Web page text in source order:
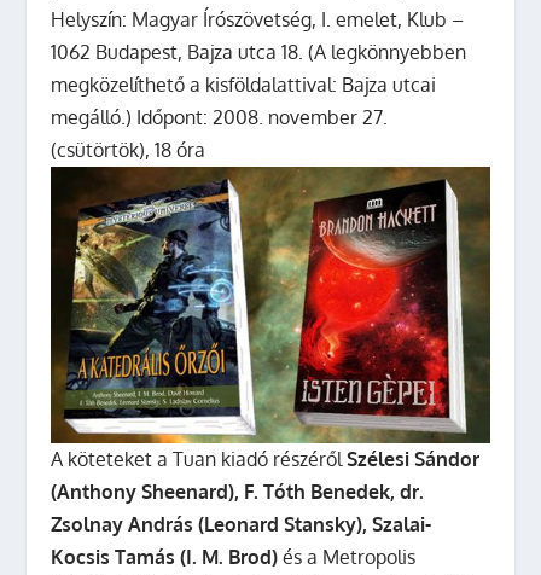
Helyszín: Magyar Írószövetség, I. emelet, Klub –
1062 Budapest, Bajza utca 18. (A legkönnyebben
megközelíthető a kisföldalattival: Bajza utcai
megálló.) Időpont: 2008. november 27.
(csütörtök), 18 óra
A köteteket a Tuan kiadó részérőlSzélesi Sándor
(Anthony Sheenard), F. Tóth Benedek, dr.
Zsolnay András (Leonard Stansky), Szalai-
Kocsis Tamás (I. M. Brod) és a Metropolis